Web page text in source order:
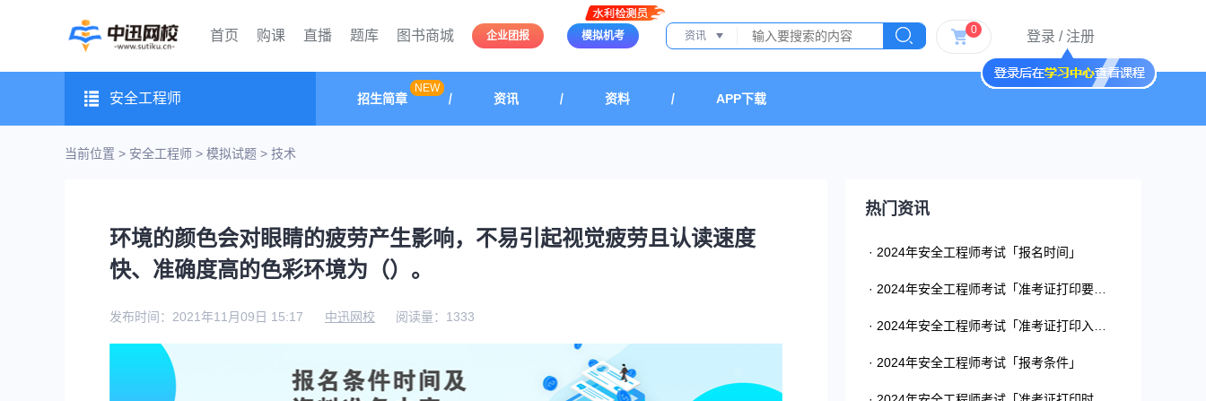
首页 购课 直播 题库 图书商城 企业团报 模拟机考 资讯 0 登录 / 注册
安全工程师 招生简章
NEW
资讯 资料 APP下载
当前位置 > 安全工程师 > 模拟试题 > 技术
环境的颜色会对眼睛的疲劳产生影响，不易引起视觉疲劳且认读速度
快、准确度高的色彩环境为（）。
发布时间：2021年11月09日 15:17 中迅网校 阅读量：1333
热门资讯
· 2024年安全工程师考试「报名时间」
· 2024年安全工程师考试「报考条件」